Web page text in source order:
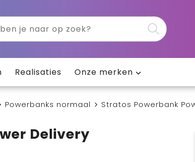
Realisaties Onze merken
Powerbanks normaal Stratos Powerbank
Delivery